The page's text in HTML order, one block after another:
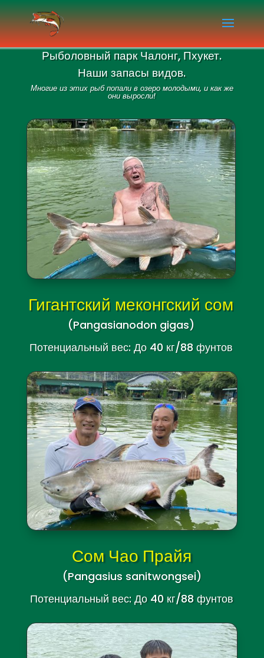
Рыболовный парк Чалонг, Пхукет.
Наши запасы видов.
Многие из этих рыб попали в озеро молодыми, и как же
они выросли!
Гигантский меконгский сом
(Pangasianodon gigas)
Потенциальный вес: До 40 кг/88 фунтов
Сом Чао Прайя
(Pangasius sanitwongsei)
Потенциальный вес: До 40 кг/88 фунтов